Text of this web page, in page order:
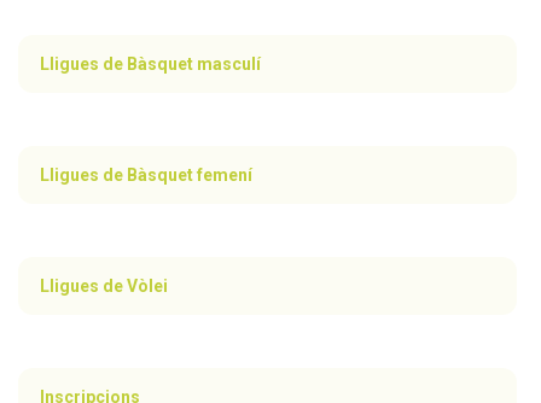
Lligues de Bàsquet masculí
Lligues de Bàsquet femení
Lligues de Vòlei
Inscripcions